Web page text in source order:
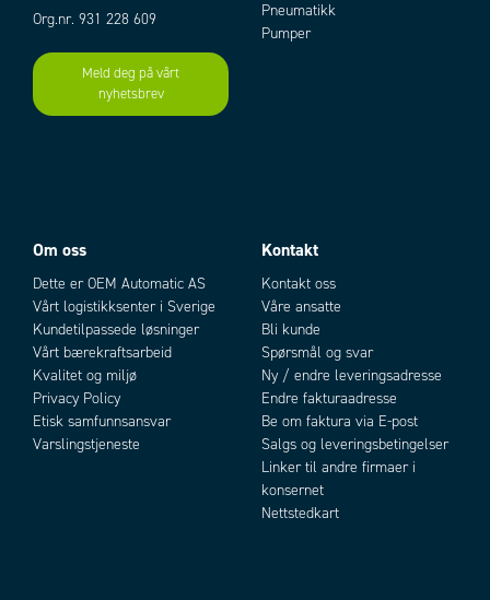
Org.nr. 931 228 609
Meld deg på vårt
nyhetsbrev
Pneumatikk
Pumper
Om oss
Dette er OEM Automatic AS
Vårt logistikksenter i Sverige
Kundetilpassede løsninger
Vårt bærekraftsarbeid
Kvalitet og miljø
Privacy Policy
Etisk samfunnsansvar
Varslingstjeneste
Kontakt
Kontakt oss
Våre ansatte
Bli kunde
Spørsmål og svar
Ny / endre leveringsadresse
Endre fakturaadresse
Be om faktura via E-post
Salgs og leveringsbetingelser
Linker til andre firmaer i
konsernet
Nettstedkart